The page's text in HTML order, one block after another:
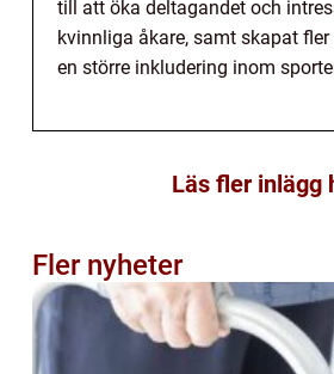
till att öka deltagandet och
kvinnliga åkare, samt skapat
en större inkludering inom
Läs fler inlägg
Fler nyheter